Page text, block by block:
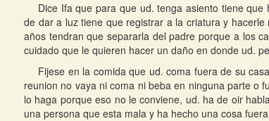
Dice Ifa que para que ud. tenga asiento tiene
de dar a luz tiene que registrar a la criatura y
años tendran que separarla del padre porque a los
cuidado que le quieren hacer un daño en donde ud.
Fijese en la comida que ud. coma fuera de su
reunion no vaya ni coma ni beba en ninguna parte o
lo haga porque eso no le conviene, ud. ha de oir
una persona que esta mala y ha hecho una cosa